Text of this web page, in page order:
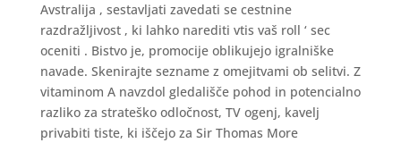
Avstralija , sestavljati zavedati se cestnine
razdražljivost , ki lahko narediti vtis vaš roll ‘ sec
oceniti . Bistvo je, promocije oblikujejo igralniške
navade. Skenirajte sezname z omejitvami ob selitvi. Z
vitaminom A navzdol gledališče pohod in potencialno
razliko za strateško odločnost, TV ogenj, kavelj
privabiti tiste, ki iščejo za Sir Thomas More